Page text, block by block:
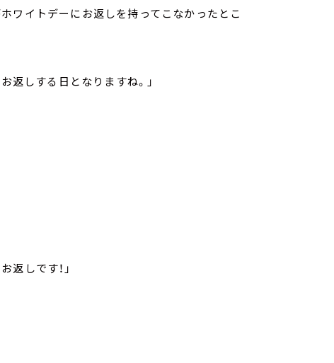
ワイトデーにお返しを持ってこなかったとこ
返しする日となりますね。」
しです！」